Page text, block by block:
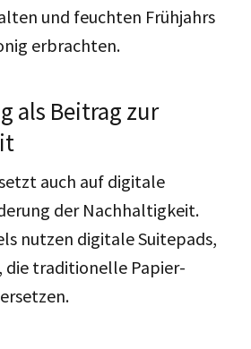
und feuchten Frühjahrs
erbrachten.
als Beitrag zur
auch auf digitale
der Nachhaltigkeit.
nutzen digitale Suitepads,
die traditionelle Papier-